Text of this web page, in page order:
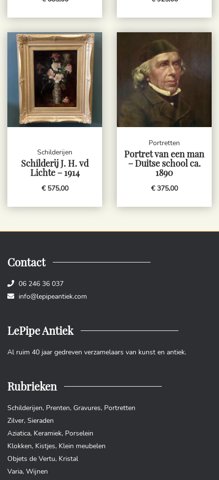
Schilderijen
Schilderij J. H. vd
Lichte – 1914
€ 575,00
Portretten
Portret van een man
– Duitse school ca.
1890
€ 375,00
Contact
06 246 36 037
info@lepipeantiek.com
LePipe Antiek
Al ruim 40 jaar gedreven verzamelaars van kunst en antiek.
Rubrieken
Schilderijen, Prenten, Gravures, Portretten
Zilver, Sieraden
Aziatica, Keramiek, Porselein
Klokken, Kistjes, Klein meubelen
Objets de Vertu, Kristal
Varia, Wijnen